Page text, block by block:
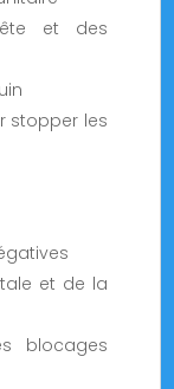
et des
stopper les
et de la
blocages